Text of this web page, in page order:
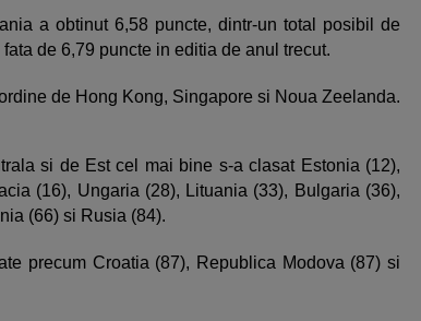
a obtinut 6,58 puncte, dintr-un total posibil de
de 6,79 puncte in editia de anul trecut.
de Hong Kong, Singapore si Noua Zeelanda.
si de Est cel mai bine s-a clasat Estonia (12),
(16), Ungaria (28), Lituania (33), Bulgaria (36),
(66) si Rusia (84).
precum Croatia (87), Republica Modova (87) si